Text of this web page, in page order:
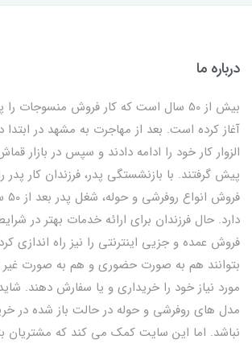
درباره ما
بیش از 50 سال است که کار فروش منسوجات
آغاز کرده است. بعد از مهاجرت به مشهد در ابتدا
الزوار کار خود را ادامه دادند و سپس در بازار
پیش گرفتند. با بازنشستگی پدر، فرزندان کار پدر
فروش عمده و جزیی اینترنتی را نیز راه اندازی
بتوانند هم به صورت حضوری و هم به صورت
مورد نیاز خود را خریداری و یا سفارش دهند.
مدل های روفرشی و حوله در حالت باز شده در
نباشد. اما این سایت کمک می کند که مشتریان